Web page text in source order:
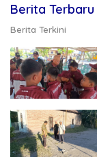
Berita Terbaru
Berita Terkini